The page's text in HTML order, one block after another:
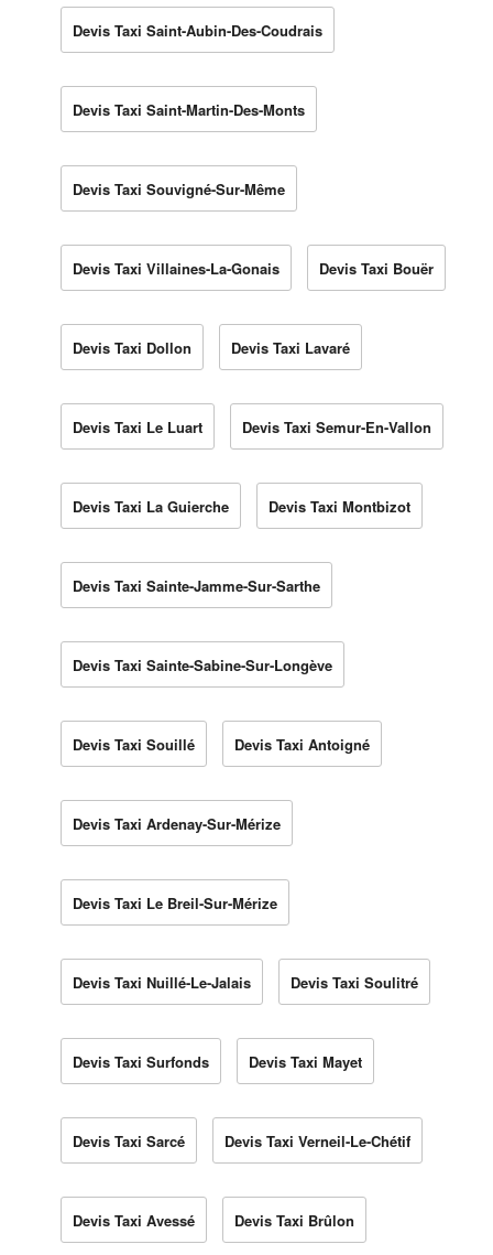
Devis Taxi Saint-Aubin-Des-Coudrais
Devis Taxi Saint-Martin-Des-Monts
Devis Taxi Souvigné-Sur-Même
Devis Taxi Villaines-La-Gonais Devis Taxi Bouër
Devis Taxi Dollon Devis Taxi Lavaré
Devis Taxi Le Luart Devis Taxi Semur-En-Vallon
Devis Taxi La Guierche Devis Taxi Montbizot
Devis Taxi Sainte-Jamme-Sur-Sarthe
Devis Taxi Sainte-Sabine-Sur-Longève
Devis Taxi Souillé Devis Taxi Antoigné
Devis Taxi Ardenay-Sur-Mérize
Devis Taxi Le Breil-Sur-Mérize
Devis Taxi Nuillé-Le-Jalais Devis Taxi Soulitré
Devis Taxi Surfonds Devis Taxi Mayet
Devis Taxi Sarcé Devis Taxi Verneil-Le-Chétif
Devis Taxi Avessé Devis Taxi Brûlon